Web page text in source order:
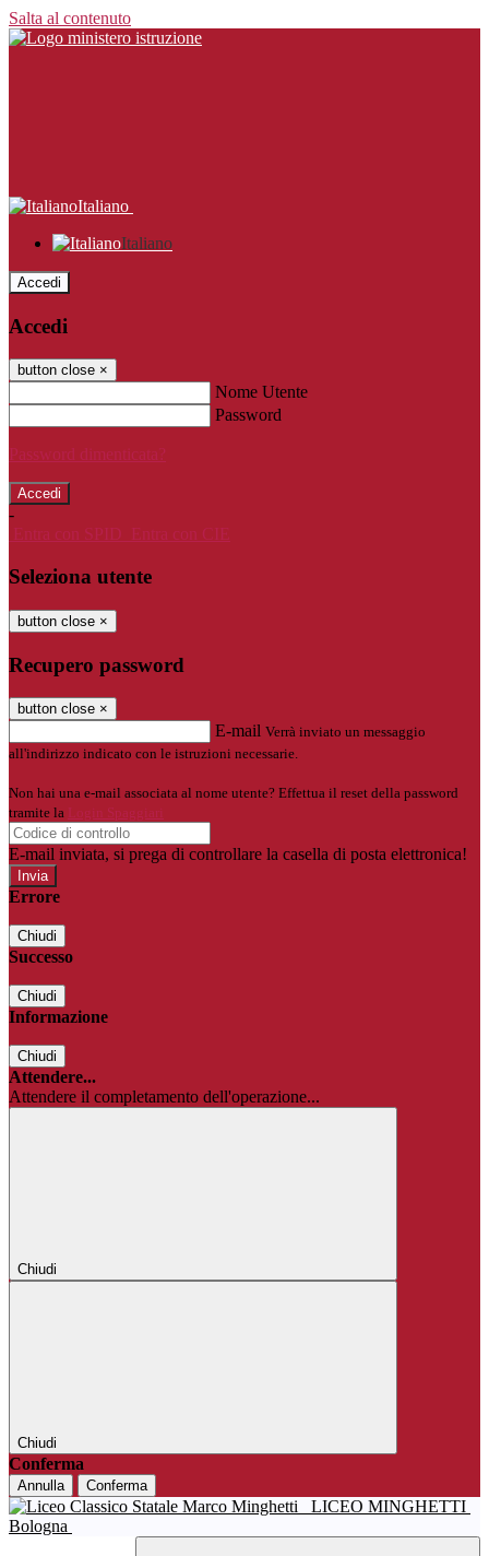
Salta al contenuto
Italiano
Italiano
Accedi
Accedi
button close ×
Nome Utente
Password
Password dimenticata?
-
Entra con SPID
Entra con CIE
Seleziona utente
button close ×
Recupero password
button close ×
E-mail Verrà inviato un messaggio
all'indirizzo indicato con le istruzioni necessarie.
Non hai una e-mail associata al nome utente? Effettua il reset della password
tramite la
Login Spaggiari
E-mail inviata, si prega di controllare la casella di posta elettronica!
Errore
Chiudi
Successo
Chiudi
Informazione
Chiudi
Attendere...
Attendere il completamento dell'operazione...
Chiudi
Chiudi
Conferma
Annulla Conferma
LICEO MINGHETTI
Bologna